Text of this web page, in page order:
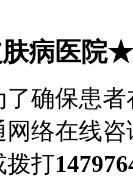
病医院★
了确保患
网络在线
拨打